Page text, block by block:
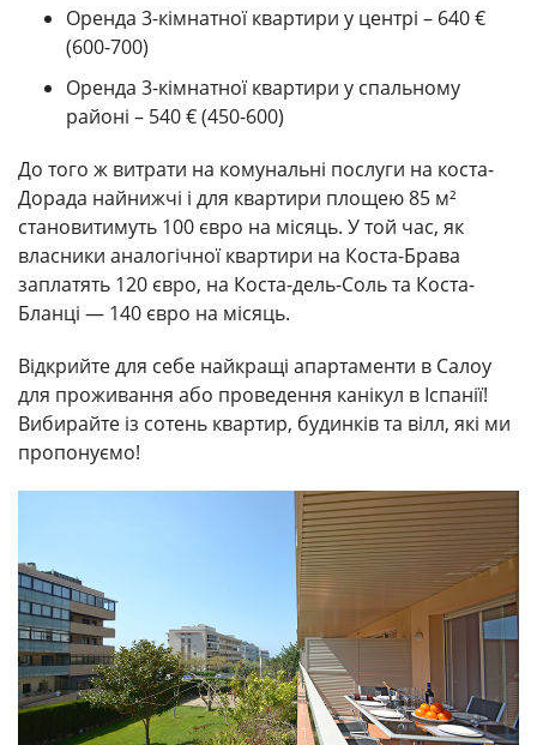
Оренда 3-кімнатної квартири у центрі – 640 €
(600-700)
Оренда 3-кімнатної квартири у спальному
районі – 540 € (450-600)
До того ж витрати на комунальні послуги на коста-
Дорада найнижчі і для квартири площею 85 м²
становитимуть 100 євро на місяць. У той час, як
власники аналогічної квартири на Коста-Брава
заплатять 120 євро, на Коста-дель-Соль та Коста-
Бланці — 140 євро на місяць.
Відкрийте для себе найкращі апартаменти в Салоу
для проживання або проведення канікул в Іспанії!
Вибирайте із сотень квартир, будинків та вілл, які ми
пропонуємо!